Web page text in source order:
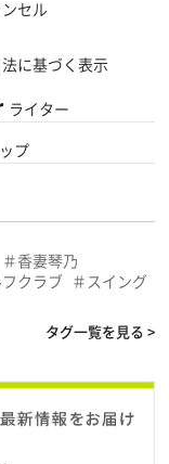
セル
に基づく表示
ライター
プ
香妻琴乃
クラブ
スイング
タグ一覧を見る >